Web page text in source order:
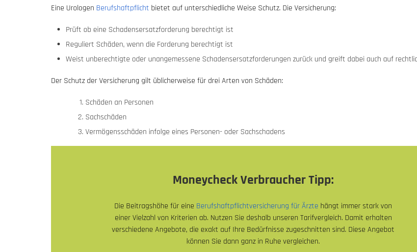
Eine Urologen Berufshaftpflicht bietet auf unterschiedliche Weise Schutz. Die Versicherung:
Prüft ob eine Schadensersatzforderung berechtigt ist
Reguliert Schäden, wenn die Forderung berechtigt ist
Weist unberechtigte oder unangemessene Schadensersatzforderungen zurück und greift dabei auch auf
Der Schutz der Versicherung gilt üblicherweise für drei Arten von Schäden:
Schäden an Personen
Sachschäden
Vermögensschäden infolge eines Personen- oder Sachschadens
Moneycheck Verbraucher Tipp:
Die Beitragshöhe für eine Berufshaftpflichtversicherung für Ärzte hängt immer stark von
einer Vielzahl von Kriterien ab. Nutzen Sie deshalb unseren Tarifvergleich. Damit erhalten
verschiedene Angebote, die exakt auf Ihre Bedürfnisse zugeschnitten sind. Diese Angebot
können Sie dann ganz in Ruhe vergleichen.